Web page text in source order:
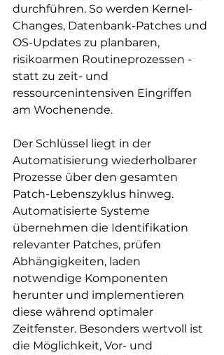
durchführen. So werden Kernel-
Changes, Datenbank-Patches und
OS-Updates zu planbaren,
risikoarmen Routineprozessen -
statt zu zeit- und
ressourcenintensiven Eingriffen
am Wochenende.
Der Schlüssel liegt in der
Automatisierung wiederholbarer
Prozesse über den gesamten
Patch-Lebenszyklus hinweg.
Automatisierte Systeme
übernehmen die Identifikation
relevanter Patches, prüfen
Abhängigkeiten, laden
notwendige Komponenten
herunter und implementieren
diese während optimaler
Zeitfenster. Besonders wertvoll ist
die Möglichkeit, Vor- und